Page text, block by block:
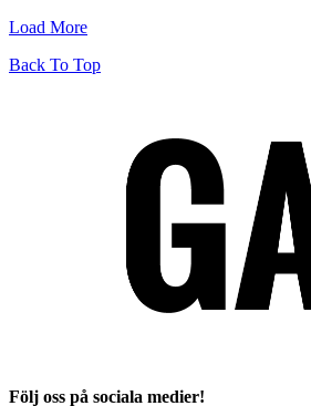
Load More
Back To Top
Följ oss på sociala medier!